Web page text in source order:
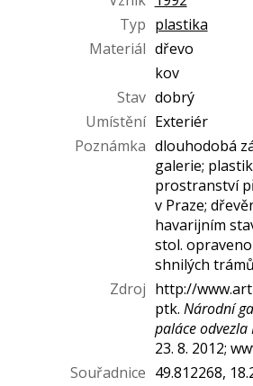
Typ plastika
Materiál dřevo
kov
Stav dobrý
Umístění Exteriér
Poznámka dlouhodobá
galerie;
prostranství
v Praze;
havarijním
stol.
shnilých
Zdroj http://
ptk. Národní
paláce odvezla
23. 8. 2012;
Souřadnice 49.812268,